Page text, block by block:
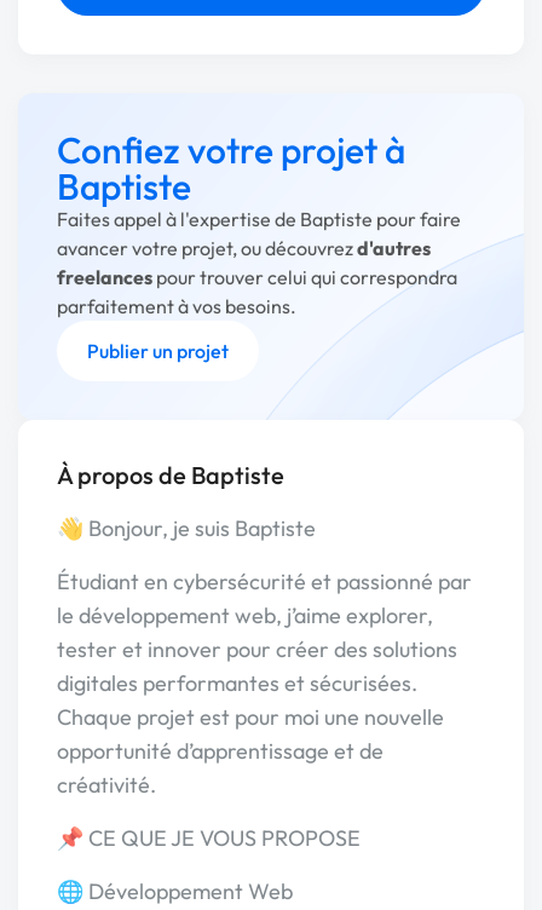
Confiez votre projet à
Baptiste
Faites appel à l'expertise de Baptiste pour faire
avancer votre projet, ou découvrezd'autres
freelances pour trouver celui qui correspondra
parfaitement à vos besoins.
Publier un projet
À propos de Baptiste
👋 Bonjour, je suis Baptiste
Étudiant en cybersécurité et passionné par
le développement web, j’aime explorer,
tester et innover pour créer des solutions
digitales performantes et sécurisées.
Chaque projet est pour moi une nouvelle
opportunité d’apprentissage et de
créativité.
📌 CE QUE JE VOUS PROPOSE
🌐 Développement Web